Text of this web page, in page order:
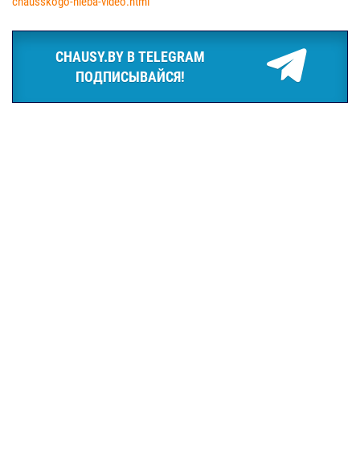
CHAUSY.BY В TELEGRAM
ПОДПИСЫВАЙСЯ!